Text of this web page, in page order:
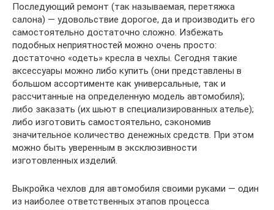
Последующий ремонт (так называемая, перетяжка
салона) — удовольствие дорогое, да и производить его
самостоятельно достаточно сложно. Избежать
подобных неприятностей можно очень просто:
достаточно «одеть» кресла в чехлы. Сегодня такие
аксессуары можно либо купить (они представлены в
большом ассортименте как универсальные, так и
рассчитанные на определенную модель автомобиля);
либо заказать (их шьют в специализированных ателье);
либо изготовить самостоятельно, сэкономив
значительное количество денежных средств. При этом
можно быть уверенным в эксклюзивности
изготовленных изделий.
Выкройка чехлов для автомобиля своими руками — один
из наиболее ответственных этапов процесса